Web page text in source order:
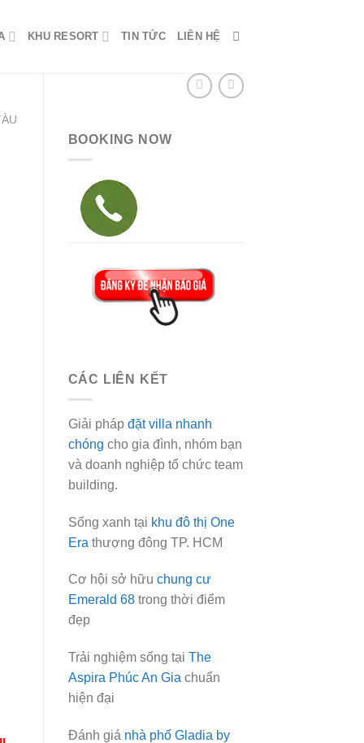
KHU RESORT TIN TỨC LIÊN HỆ
BOOKING NOW
CÁC LIÊN KẾT
Giải pháp đặt villa nhanh
chóng cho gia đình, nhóm bạn
và doanh nghiệp tổ chức team
building.
Sống xanh tại khu đô thị One
Era thượng đông TP. HCM
Cơ hội sở hữu chung cư
Emerald 68trong thời điểm
đẹp
Trải nghiệm sống tại The
Aspira Phúc An Gia chuẩn
hiện đại
Đánh giá nhà phố Gladia by